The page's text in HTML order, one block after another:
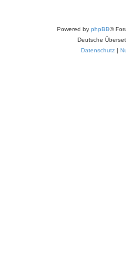
Powered by phpBB®
Deutsche
Datenschutz|